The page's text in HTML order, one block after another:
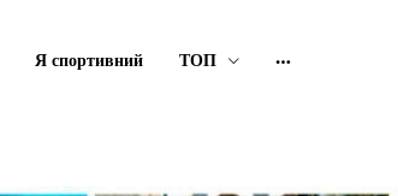
Я спортивний ТОП